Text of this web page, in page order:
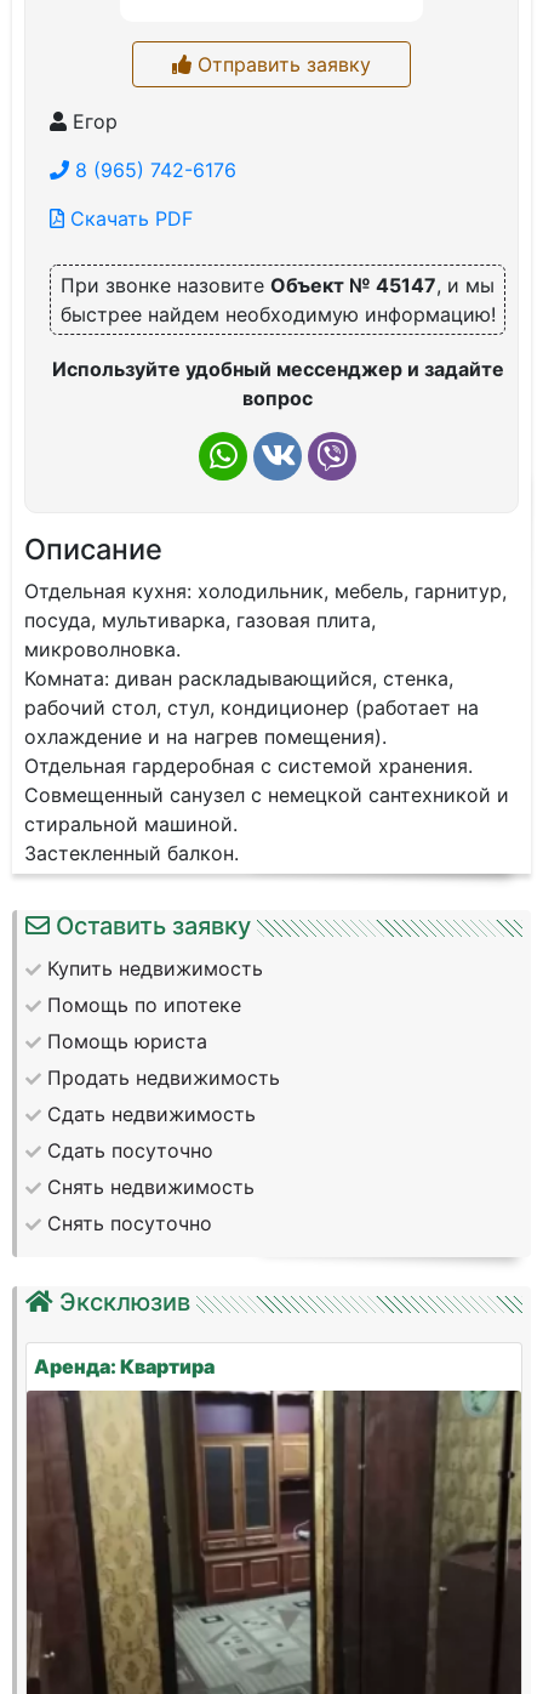
Отправить заявку
Егор
8 (965) 742-6176
Скачать PDF
При звонке назовите Объект № 45147, и мы
быстрее найдем необходимую информацию!
Используйте удобный мессенджер и задайте
вопрос
Описание
Отдельная кухня: холодильник, мебель, гарнитур,
посуда, мультиварка, газовая плита,
микроволновка.
Комната: диван раскладывающийся, стенка,
рабочий стол, стул, кондиционер (работает на
охлаждение и на нагрев помещения).
Отдельная гардеробная с системой хранения.
Совмещенный санузел с немецкой сантехникой и
стиральной машиной.
Застекленный балкон.
Оставить заявку
Купить недвижимость
Помощь по ипотеке
Помощь юриста
Продать недвижимость
Сдать недвижимость
Сдать посуточно
Снять недвижимость
Снять посуточно
Эксклюзив
Аренда: Квартира